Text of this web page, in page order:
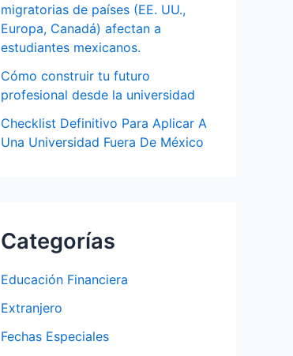
migratorias de países (EE. UU.,
Europa, Canadá) afectan a
estudiantes mexicanos.
Cómo construir tu futuro
profesional desde la universidad
Checklist Definitivo Para Aplicar A
Una Universidad Fuera De México
Categorías
Educación Financiera
Extranjero
Fechas Especiales